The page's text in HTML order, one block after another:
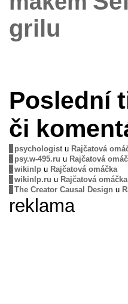
grilu
Poslední
či
psychologistu Rajčatová
psy.w-495.ru u Rajčatová
wikinlpu Rajčatová omáčka
wikinlp.ru u Rajčatová omáčka
The Creator Causal Design u
reklama